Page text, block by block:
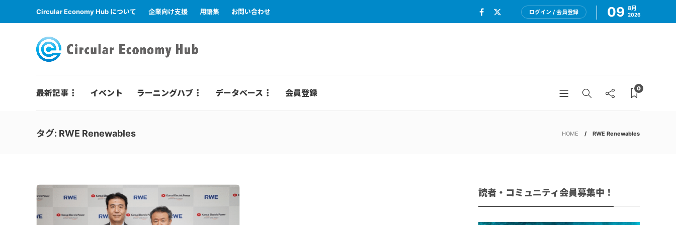
Circular Economy Hub について 企業向け支援 用語集 お問い合わせ ログイン / 会員登録 09 8月
2026
最新記事 イベント ラーニングハブ データベース 会員登録 0
タグ: RWE Renewables HOME RWE Renewables
読者・コミュニティ会員募集中！